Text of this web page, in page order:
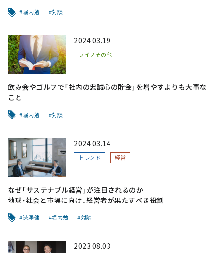
堀内勉 対談
2024.03.19
ライフその他
飲み会やゴルフで「社内の忠誠心の貯金」を増やすよりも大事な
こと
堀内勉 対談
2024.03.14
トレンド 経営
なぜ「サステナブル経営」が注目されるのか
地球・社会と市場に向け、経営者が果たすべき役割
渋澤健 堀内勉 対談
2023.08.03